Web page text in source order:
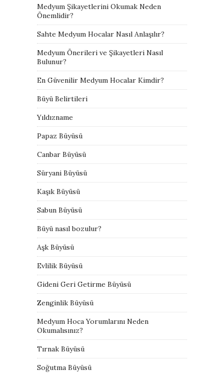
Medyum Şikayetlerini Okumak Neden
Önemlidir?
Sahte Medyum Hocalar Nasıl Anlaşılır?
Medyum Önerileri ve Şikayetleri Nasıl
Bulunur?
En Güvenilir Medyum Hocalar Kimdir?
Büyü Belirtileri
Yıldızname
Papaz Büyüsü
Canbar Büyüsü
Süryani Büyüsü
Kaşık Büyüsü
Sabun Büyüsü
Büyü nasıl bozulur?
Aşk Büyüsü
Evlilik Büyüsü
Gideni Geri Getirme Büyüsü
Zenginlik Büyüsü
Medyum Hoca Yorumlarını Neden
Okumalısınız?
Tırnak Büyüsü
Soğutma Büyüsü